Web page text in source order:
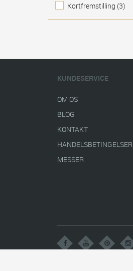
Kortfremstilling (3)
KUNDESERVICE
OM OS
BLOG
KONTAKT
HANDELSBETINGELSER
MESSER